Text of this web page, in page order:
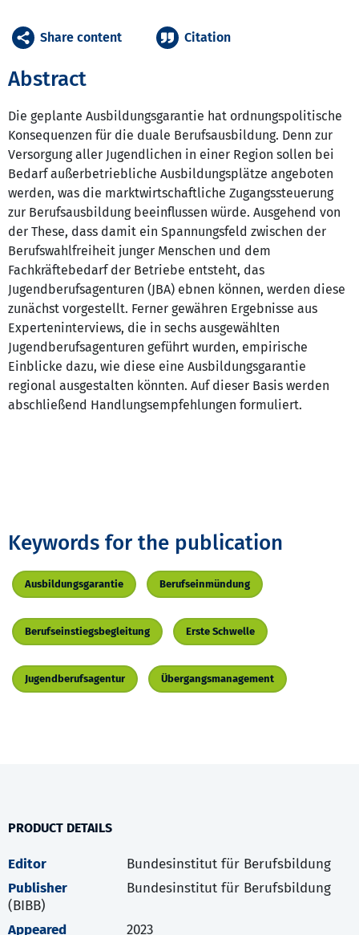
Abstract
Die geplante Ausbildungsgarantie hat ordnungspolitische
Konsequenzen für die duale Berufsausbildung. Denn zur
Versorgung aller Jugendlichen in einer Region sollen bei
Bedarf außerbetriebliche Ausbildungsplätze angeboten
werden, was die marktwirtschaftliche Zugangssteuerung
zur Berufsausbildung beeinflussen würde. Ausgehend von
der These, dass damit ein Spannungsfeld zwischen der
Berufswahlfreiheit junger Menschen und dem
Fachkräftebedarf der Betriebe entsteht, das
Jugendberufsagenturen (JBA) ebnen können, werden diese
zunächst vorgestellt. Ferner gewähren Ergebnisse aus
Experteninterviews, die in sechs ausgewählten
Jugendberufsagenturen geführt wurden, empirische
Einblicke dazu, wie diese eine Ausbildungsgarantie
regional ausgestalten könnten. Auf dieser Basis werden
abschließend Handlungsempfehlungen formuliert.
Share content Citation
Keywords for the publication
Ausbildungsgarantie Berufseinmündung
Berufseinstiegsbegleitung Erste Schwelle
Jugendberufsagentur Übergangsmanagement
PRODUCT DETAILS
Editor
Bundesinstitut für Berufsbildung
Publisher
Bundesinstitut für Berufsbildung
(BIBB)
Appeared
2023